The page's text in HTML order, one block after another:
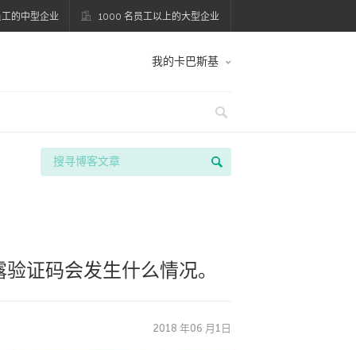
的中型企业 1000 名员工以上的大型企业
我的卡巴斯基
证码会发生什么情况。
2018 年06 月1日